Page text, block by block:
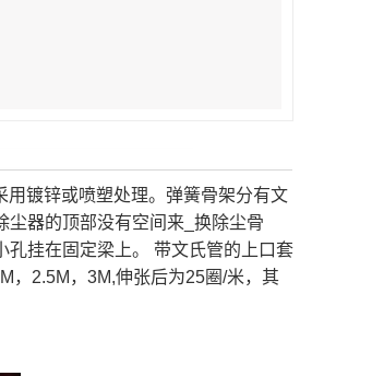
镀锌或喷塑处理。弹簧骨架分有文
尘器的顶部没有空间来_换除尘骨
孔挂在固定梁上。 带文氏管的上口套
，2.5M，3M,伸张后为25圈/米，其